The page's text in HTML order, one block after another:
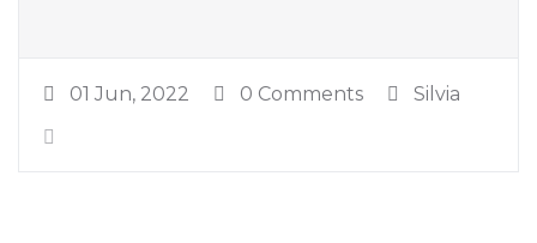
01 Jun, 2022 0 Comments Silvia